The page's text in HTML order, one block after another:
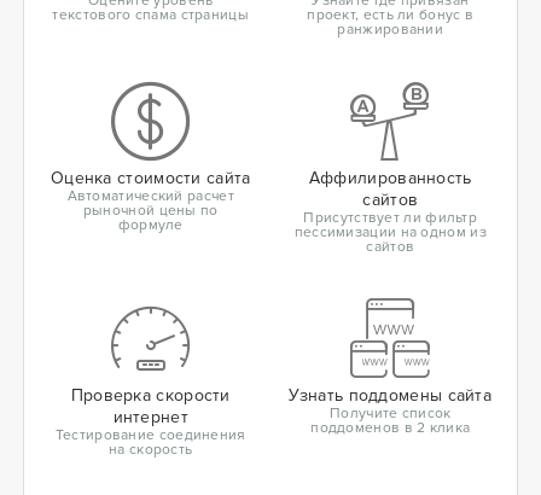
текстового спама страницы
проект, есть ли бонус в
ранжировании
Оценка стоимости сайта
Автоматический расчет
рыночной цены по
формуле
Аффилированность
сайтов
Присутствует ли фильтр
пессимизации на одном из
сайтов
Проверка скорости
интернет
Тестирование соединения
на скорость
Узнать поддомены сайта
Получите список
поддоменов в 2 клика